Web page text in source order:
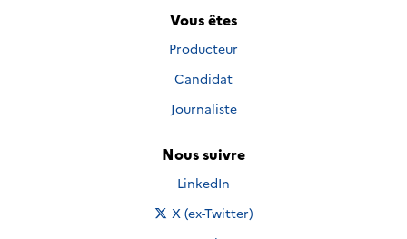
Vous êtes
Producteur
Candidat
Journaliste
Nous suivre
Nous suivre sur
LinkedIn
Nous suivre sur
X (ex-Twitter)